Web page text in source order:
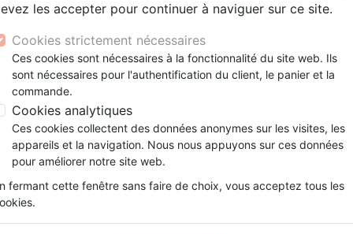
Testaments
Etude biblique
Segond 21
Segond
NEG
Bandes dessinées
Famille, couple
Souffrance, Relation d'aide
Santé
Couple
Découverte de la foi
Méditations
Souffrance, Relation d'aide
Psychologie
ans
Adolescents, jeunes
Bibles jeunesse
Latino, Folk
Soul
Rap, Hip-hop
Instrumental
Louange, Adoration
Hardrock, Métal
animés
conférences
Films, fiction
Documentaires, reportages
Jeux
Accessoires de Bible
Papeterie
la croissance - Danger et nécessité
Une passion pour la
Auteur :Andrew Heard
RéférenceCLE3186 EAN9782358431866
Description
Votre Église connaît-elle la joie de
les accepter pour continuer à naviguer sur ce site.
Cookies strictement nécessaires
Ces cookies sont nécessaires à la fonctionnalité du site web. Ils
sont nécessaires pour l'authentification du client, le panier et la
commande.
Cookies analytiques
Ces cookies collectent des données anonymes sur les visites, les
appareils et la navigation. Nous nous appuyons sur ces données
pour améliorer notre site web.
fermant cette fenêtre sans faire de choix, vous acceptez tous les